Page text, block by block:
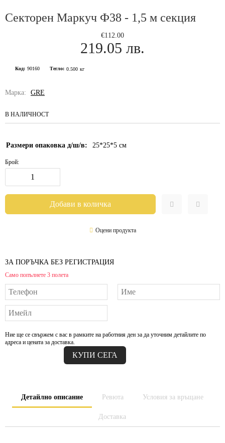
Секторен Маркуч Ф38 - 1,5 м секция
€112.00
219.05 лв.
Код: 90160 Тегло: 0.500 кг
Марка: GRE
В НАЛИЧНОСТ
Размери опаковка д/ш/в: 25*25*5 см
Брой:
Оцени продукта
ЗА ПОРЪЧКА БЕЗ РЕГИСТРАЦИЯ
Само попълнете 3 полета
Ние ще се свържем с вас в рамките на работния ден за да уточним детайлите по
адреса и цената за доставка.
Детайлно описание Ревюта Условия за връщане
Доставка